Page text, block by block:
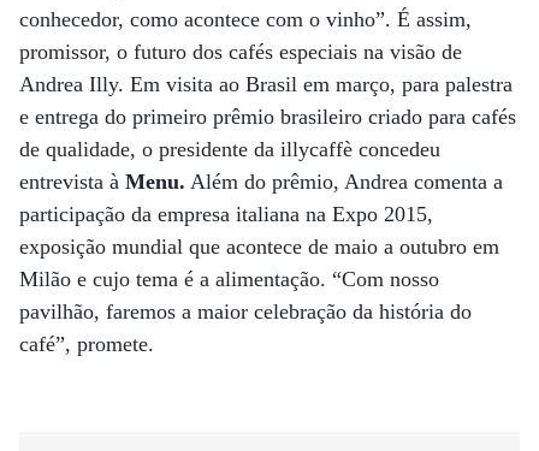
conhecedor, como acontece com o vinho”. É assim,
promissor, o futuro dos cafés especiais na visão de
Andrea Illy. Em visita ao Brasil em março, para palestra
e entrega do primeiro prêmio brasileiro criado para cafés
de qualidade, o presidente da illycaffè concedeu
entrevista à Menu. Além do prêmio, Andrea comenta a
participação da empresa italiana na Expo 2015,
exposição mundial que acontece de maio a outubro em
Milão e cujo tema é a alimentação. “Com nosso
pavilhão, faremos a maior celebração da história do
café”, promete.